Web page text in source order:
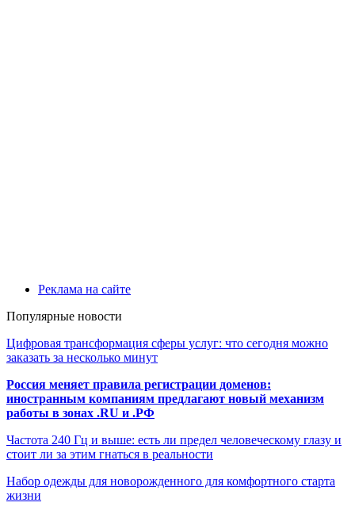
Реклама на сайте
Популярные новости
Цифровая трансформация сферы услуг: что сегодня можно
заказать за несколько минут
Россия меняет правила регистрации доменов:
иностранным компаниям предлагают новый механизм
работы в зонах .RU и .РФ
Частота 240 Гц и выше: есть ли предел человеческому глазу и
стоит ли за этим гнаться в реальности
Набор одежды для новорожденного для комфортного старта
жизни